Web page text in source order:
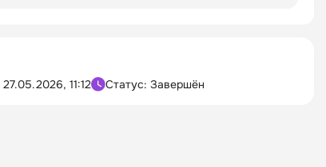
27.05.2026, 11:12 Статус: Завершён